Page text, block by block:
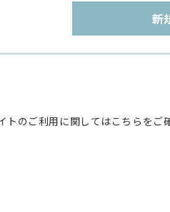
のご利用に関してはこちらをご